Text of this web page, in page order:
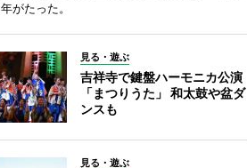
年がたった。
見る・遊ぶ
吉祥寺で鍵盤ハーモニカ公演
「まつりうた」 和太鼓や盆ダ
ンスも
見る・遊ぶ